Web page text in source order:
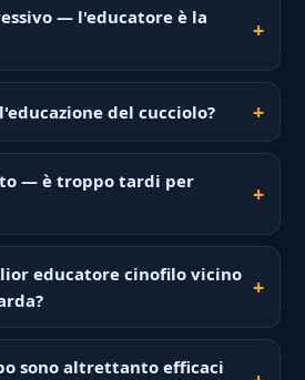
— l'educatore è la
del cucciolo?
— è troppo tardi per
educatore cinofilo vicino
sono altrettanto efficaci